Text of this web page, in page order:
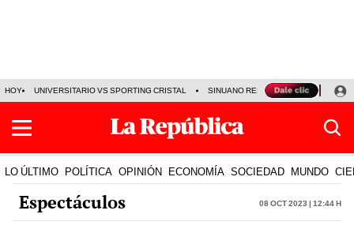
HOY UNIVERSITARIO VS SPORTING CRISTAL SINUANO RESULTADOS HOY
LO ÚLTIMO POLÍTICA OPINIÓN ECONOMÍA SOCIEDAD MUNDO
Espectáculos 08 Oct 2023 | 12:44 h